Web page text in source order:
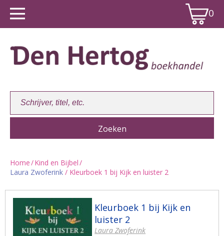
0
Winkelwagen:
Home/Kind en Bijbel/
Laura Zwoferink / Kleurboek 1 bij Kijk en luister 2
Kleurboek 1 bij Kijk en
luister 2
Laura Zwoferink